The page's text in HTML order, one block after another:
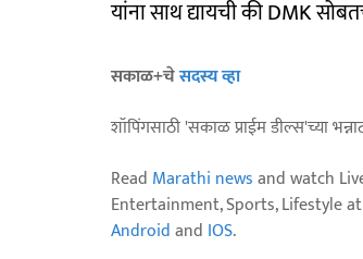
यांना साथ द्यायची की DMK
सकाळ+चेसदस्य व्हा
शॉपिंगसाठी 'सकाळ प्राईम डील्स'च्या
Read Marathi newsand watch
Entertainment, Sports, Lifestyle at
Androidand IOS.